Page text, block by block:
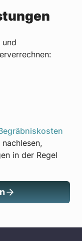
und
in der Regel